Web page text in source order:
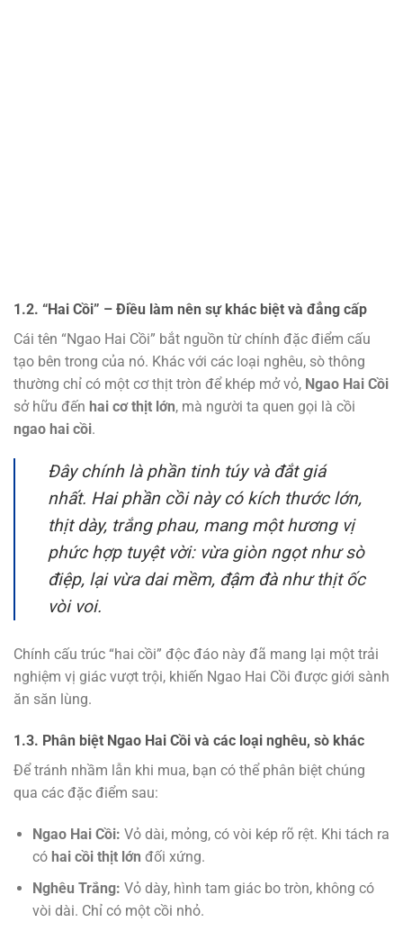
1.2. “Hai Cồi” – Điều làm nên sự khác biệt và đẳng cấp
Cái tên “Ngao Hai Cồi” bắt nguồn từ chính đặc điểm cấu
tạo bên trong của nó. Khác với các loại nghêu, sò thông
thường chỉ có một cơ thịt tròn để khép mở vỏ, Ngao Hai Cồi
sở hữu đến hai cơ thịt lớn, mà người ta quen gọi là cồi
ngao hai cồi.
Đây chính là phần tinh túy và đắt giá
nhất. Hai phần cồi này có kích thước lớn,
thịt dày, trắng phau, mang một hương vị
phức hợp tuyệt vời: vừa giòn ngọt như sò
điệp, lại vừa dai mềm, đậm đà như thịt ốc
vòi voi.
Chính cấu trúc “hai cồi” độc đáo này đã mang lại một trải
nghiệm vị giác vượt trội, khiến Ngao Hai Cồi được giới sành
ăn săn lùng.
1.3. Phân biệt Ngao Hai Cồi và các loại nghêu, sò khác
Để tránh nhầm lẫn khi mua, bạn có thể phân biệt chúng
qua các đặc điểm sau:
Ngao Hai Cồi: Vỏ dài, mỏng, có vòi kép rõ rệt. Khi tách ra
có hai cồi thịt lớn đối xứng.
Nghêu Trắng: Vỏ dày, hình tam giác bo tròn, không có
vòi dài. Chỉ có một cồi nhỏ.